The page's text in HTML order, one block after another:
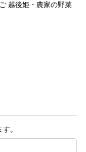
越後姫・農家の野菜
。